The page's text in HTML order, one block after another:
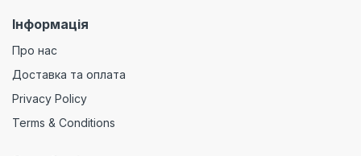
Інформація
Про нас
Доставка та оплата
Privacy Policy
Terms & Conditions